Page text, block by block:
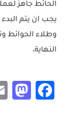
الحائط جاهز
يجب ان يتم
وطلاء الحوائط
النهاية،